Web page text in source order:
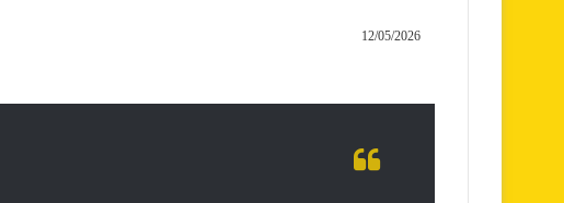
12/05/2026